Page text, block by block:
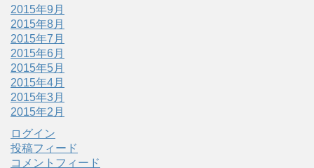
2015年9月
2015年8月
2015年7月
2015年6月
2015年5月
2015年4月
2015年3月
2015年2月
ログイン
投稿フィード
コメントフィード